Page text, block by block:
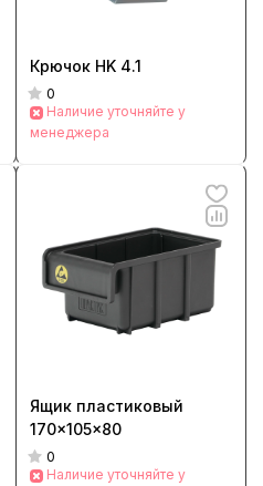
Крючок HK 4.1
0
Наличие уточняйте у
менеджера
Ящик пластиковый
170x105x80
0
Наличие уточняйте у